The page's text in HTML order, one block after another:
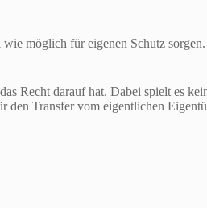
wie möglich für eigenen Schutz
Recht darauf hat. Dabei spielt es
den Transfer vom eigentlichen